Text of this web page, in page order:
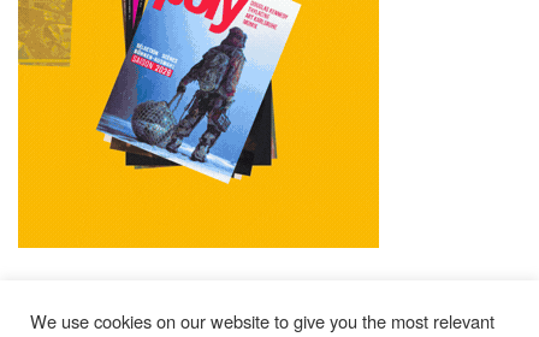
We use cookies on our website to give you the most relevant